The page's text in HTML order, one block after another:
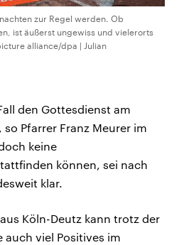
zur Regel werden. Ob
ist äußerst ungewiss und vielerorts
alliance/dpa | Julian
den Gottesdienst am
Pfarrer Franz Meurer im
keine
können, sei nach
klar.
Köln-Deutz kann trotz der
auch viel Positives im